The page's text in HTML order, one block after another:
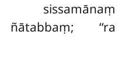
ñātabbaṃ; ‘‘ra